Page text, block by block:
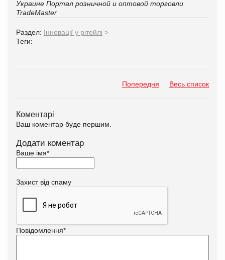
Украине Портал розничной и оптовой торговли
TradeMaster
Раздел: Інновації у рітейлі >
Теги:
Попередня Весь список
Коментарі
Ваш коментар буде першим.
Додати коментар
Ваше імя*
Захист від спаму
Повідомлення*